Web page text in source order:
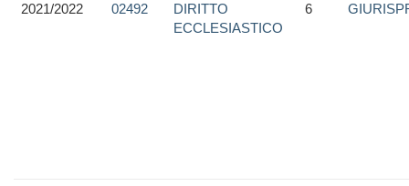
2021/2022 02492
DIRITTO
ECCLESIASTICO
6